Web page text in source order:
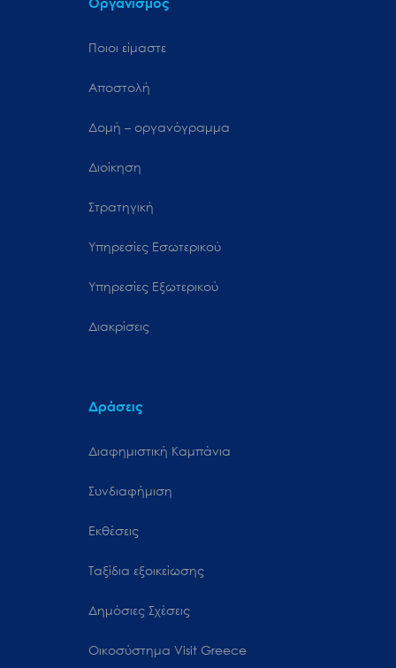
Ποιοι είμαστε
Αποστολή
Δομή – οργανόγραμμα
Διοίκηση
Στρατηγική
Υπηρεσίες Εσωτερικού
Υπηρεσίες Εξωτερικού
Διακρίσεις
Δράσεις
Διαφημιστική Καμπάνια
Συνδιαφήμιση
Εκθέσεις
Ταξίδια εξοικείωσης
Δημόσιες Σχέσεις
Oικοσύστημα Visit Greece